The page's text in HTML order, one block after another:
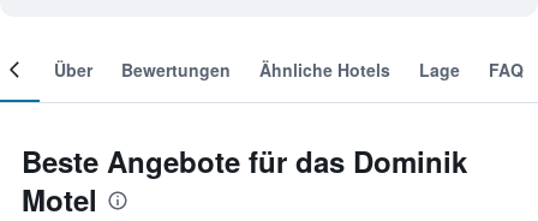
Über Bewertungen Ähnliche Hotels Lage FAQ
Beste Angebote für das Dominik
Motel